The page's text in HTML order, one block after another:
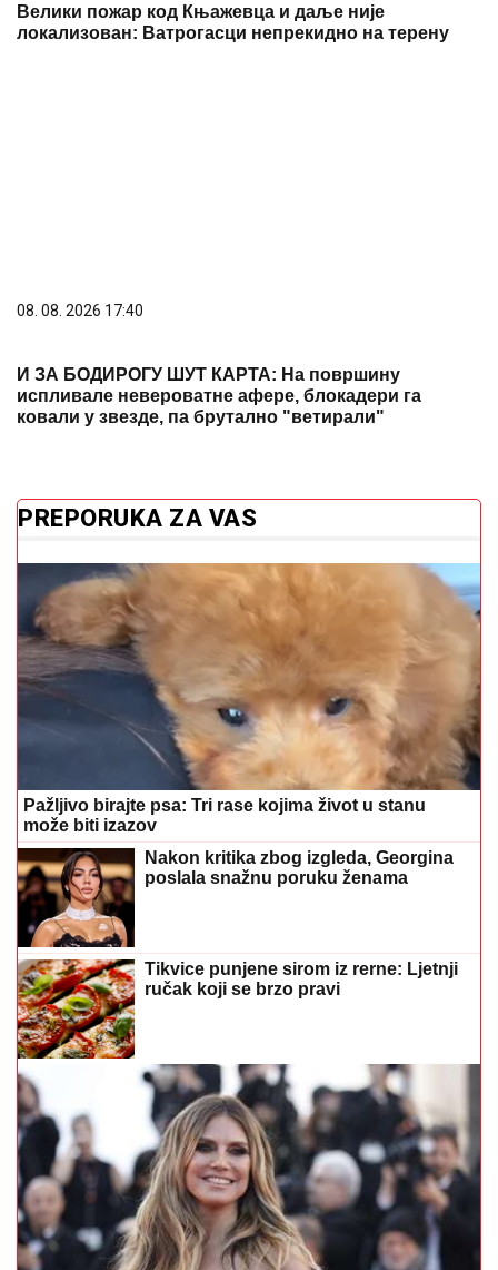
Велики пожар код Књажевца и даље није
локализован: Ватрогасци непрекидно на терену
08. 08. 2026 17:40
И ЗА БОДИРОГУ ШУТ КАРТА: На површину
испливале невероватне афере, блокадери га
ковали у звезде, па брутално "ветирали"
PREPORUKA ZA VAS
Pažljivo birajte psa: Tri rase kojima život u stanu
može biti izazov
Nakon kritika zbog izgleda, Georgina
poslala snažnu poruku ženama
Tikvice punjene sirom iz rerne: Ljetnji
ručak koji se brzo pravi